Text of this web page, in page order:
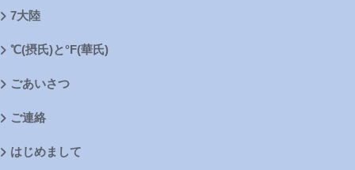
7大陸
℃(摂氏)と°F(華氏)
ごあいさつ
ご連絡
はじめまして